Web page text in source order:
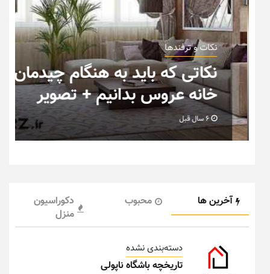
نکات و ترفندها
نکاتی که باید به هنگام چیدمان
خانه عروس بدانیم + تصویر
6 سال قبل
آخرین ها محبوب
دکوراسیون
منزل
دسته‌بندی نشده
تاریخچه باشگاه ناپولی